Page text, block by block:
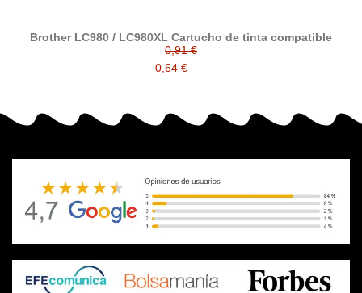
Brother LC980 / LC980XL Cartucho de tinta compatible
0,91 €
0,64 €